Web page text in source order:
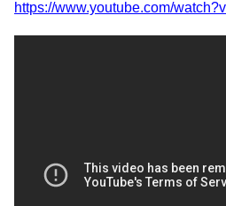
https://www.youtube.com/